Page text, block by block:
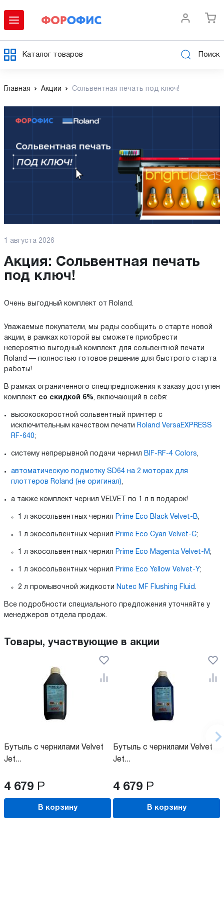
Каталог товаров Поиск
Главная Акции Сольвентная печать под ключ!
1 августа 2026
Акция: Сольвентная печать
под ключ!
Очень выгодный комплект от Roland.
Уважаемые покупатели, мы рады сообщить о старте новой
акции, в рамках которой вы сможете приобрести
невероятно выгодный комплект для сольвентной печати
Roland — полностью готовое решение для быстрого старта
работы!
В рамках ограниченного спецпредложения к заказу доступен
комплект со скидкой 6%, включающий в себя:
высокоскоростной сольвентный принтер с
исключительным качеством печати Roland VersaEXPRESS
RF-640;
систему непрерывной подачи чернил BIF-RF-4 Colors,
автоматическую подмотку SD64 на 2 моторах для
плоттеров Roland (не оригинал),
а также комплект чернил VELVET по 1 л в подарок!
1 л экосольвентных чернил Prime Eco Black Velvet-B;
1 л экосольвентных чернил Prime Eco Cyan Velvet-C;
1 л экосольвентных чернил Prime Eco Magenta Velvet-M;
1 л экосольвентных чернил Prime Eco Yellow Velvet-Y;
2 л промывочной жидкости Nutec MF Flushing Fluid.
Все подробности специального предложения уточняйте у
менеджеров отдела продаж.
Товары, участвующие в акции
Бутыль с чернилами Velvet
Jet...
4 679 Р
В корзину
Бутыль с чернилами Velvet
Jet...
4 679 Р
В корзину